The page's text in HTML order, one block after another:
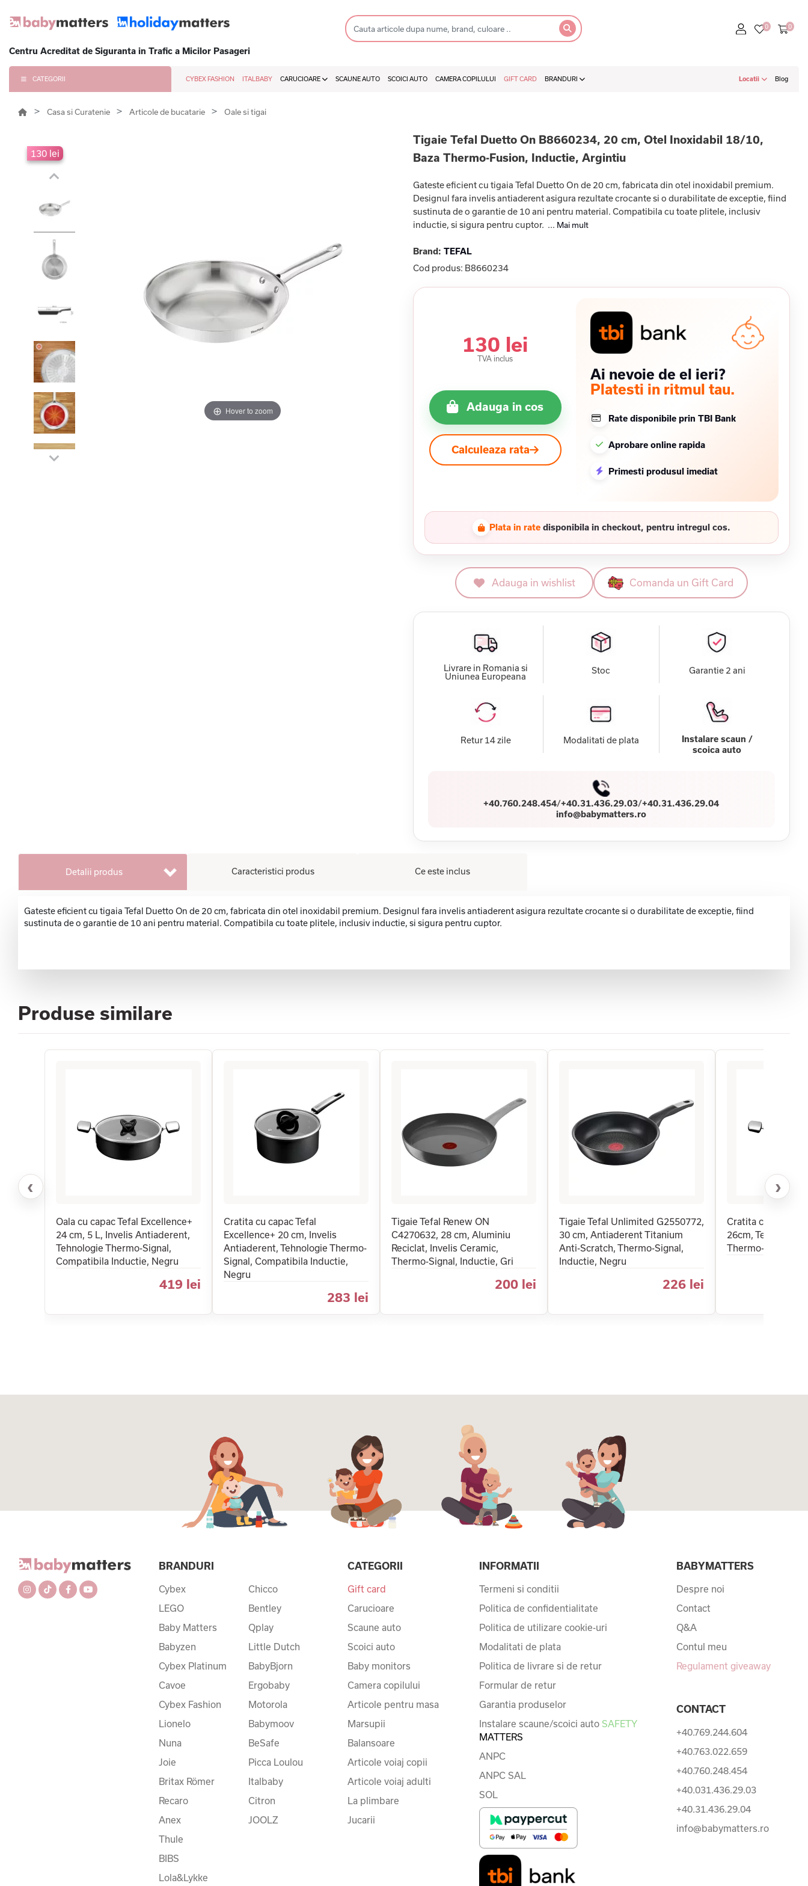
Centru Acreditat de Siguranta in Trafic a Micilor Pasageri
CATEGORII CYBEX FASHION ITALBABY CARUCIOARE SCAUNE AUTO SCOICI AUTO CAMERA COPILULUI GIFT CARD BRANDURI Locatii Blog
Casa si Curatenie Articole de bucatarie Oale si tigai
130 lei
Hover to zoom
Tigaie Tefal Duetto On B8660234, 20 cm, Otel Inoxidabil 18/10,
Baza Thermo-Fusion, Inductie, Argintiu
Gateste eficient cu tigaia Tefal Duetto On de 20 cm, fabricata din otel inoxidabil premium.
Designul fara invelis antiaderent asigura rezultate crocante si o durabilitate de exceptie, fiind
sustinuta de o garantie de 10 ani pentru material. Compatibila cu toate plitele, inclusiv
inductie, si sigura pentru cuptor. ... Mai mult
Brand: TEFAL
Cod produs: B8660234
130 lei
TVA inclus
Adauga in cos
Calculeaza rata
Ai nevoie de el ieri?
Platesti in ritmul tau.
Rate disponibile prin TBI Bank
Aprobare online rapida
Primesti produsul imediat
Plata in rate disponibila in checkout, pentru intregul cos.
Adauga in wishlist Comanda un Gift Card
Livrare in Romania si
Uniunea Europeana
Stoc Garantie 2 ani
Retur 14 zile Modalitati de plata
Instalare scaun /
scoica auto
+40.760.248.454/+40.31.436.29.03/+40.31.436.29.04
info@babymatters.ro
Detalii produs Caracteristici produs Ce este inclus
Gateste eficient cu tigaia Tefal Duetto On de 20 cm, fabricata din otel inoxidabil premium. Designul fara invelis antiaderent asigura rezultate crocante si o durabilitate de exceptie, fiind
sustinuta de o garantie de 10 ani pentru material. Compatibila cu toate plitele, inclusiv inductie, si sigura pentru cuptor.
Produse similare
‹
Oala cu capac Tefal Excellence+
24 cm, 5 L, Invelis Antiaderent,
Tehnologie Thermo-Signal,
Compatibila Inductie, Negru
419 lei
Cratita cu capac Tefal
Excellence+ 20 cm, Invelis
Antiaderent, Tehnologie Thermo-
Signal, Compatibila Inductie,
Negru
283 lei
Tigaie Tefal Renew ON
C4270632, 28 cm, Aluminiu
Reciclat, Invelis Ceramic,
Thermo-Signal, Inductie, Gri
200 lei
Tigaie Tefal Unlimited G2550772,
30 cm, Antiaderent Titanium
Anti-Scratch, Thermo-Signal,
Inductie, Negru
226 lei
Cratita cu capac
26cm, Tehnologie
Thermo-Signal,
›
BRANDURI
Cybex
LEGO
Baby Matters
Babyzen
Cybex Platinum
Cavoe
Cybex Fashion
Lionelo
Nuna
Joie
Britax Römer
Recaro
Anex
Thule
BIBS
Lola&Lykke
Chicco
Bentley
Qplay
Little Dutch
BabyBjorn
Ergobaby
Motorola
Babymoov
BeSafe
Picca Loulou
Italbaby
Citron
JOOLZ
CATEGORII
Gift card
Carucioare
Scaune auto
Scoici auto
Baby monitors
Camera copilului
Articole pentru masa
Marsupii
Balansoare
Articole voiaj copii
Articole voiaj adulti
La plimbare
Jucarii
INFORMATII
Termeni si conditii
Politica de confidentialitate
Politica de utilizare cookie-uri
Modalitati de plata
Politica de livrare si de retur
Formular de retur
Garantia produselor
Instalare scaune/scoici auto SAFETY
MATTERS
ANPC
ANPC SAL
SOL
BABYMATTERS
Despre noi
Contact
Q&A
Contul meu
Regulament giveaway
CONTACT
+40.769.244.604
+40.763.022.659
+40.760.248.454
+40.031.436.29.03
+40.31.436.29.04
info@babymatters.ro